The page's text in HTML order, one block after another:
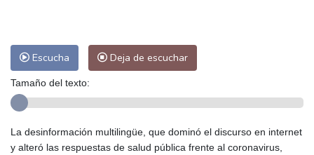
Panama City
26 °C
Escucha Deja de escuchar
Tamaño del texto:
La desinformación multilingüe, que dominó el discurso en internet
y alteró las respuestas de salud pública frente al coronavirus,